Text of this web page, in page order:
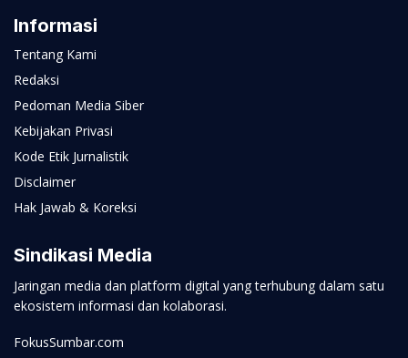
Informasi
Tentang Kami
Redaksi
Pedoman Media Siber
Kebijakan Privasi
Kode Etik Jurnalistik
Disclaimer
Hak Jawab & Koreksi
Sindikasi Media
Jaringan media dan platform digital yang terhubung dalam satu
ekosistem informasi dan kolaborasi.
FokusSumbar.com